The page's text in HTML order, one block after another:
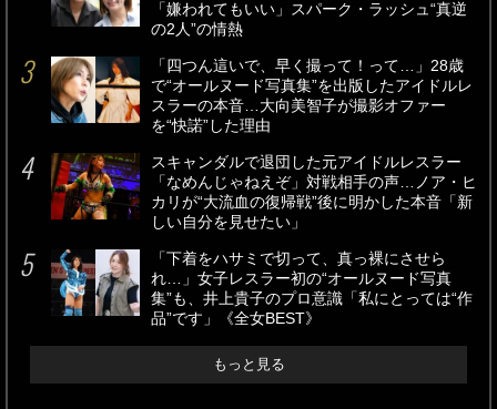
「嫌われてもいい」スパーク・ラッシュ“真逆
の2人”の情熱
「四つん這いで、早く撮って！って…」28歳
で“オールヌード写真集”を出版したアイドルレ
スラーの本音…大向美智子が撮影オファー
を“快諾”した理由
スキャンダルで退団した元アイドルレスラー
「なめんじゃねえぞ」対戦相手の声…ノア・ヒ
カリが“大流血の復帰戦”後に明かした本音「新
しい自分を見せたい」
「下着をハサミで切って、真っ裸にさせら
れ…」女子レスラー初の“オールヌード写真
集”も、井上貴子のプロ意識「私にとっては“作
品”です」《全女BEST》
もっと見る